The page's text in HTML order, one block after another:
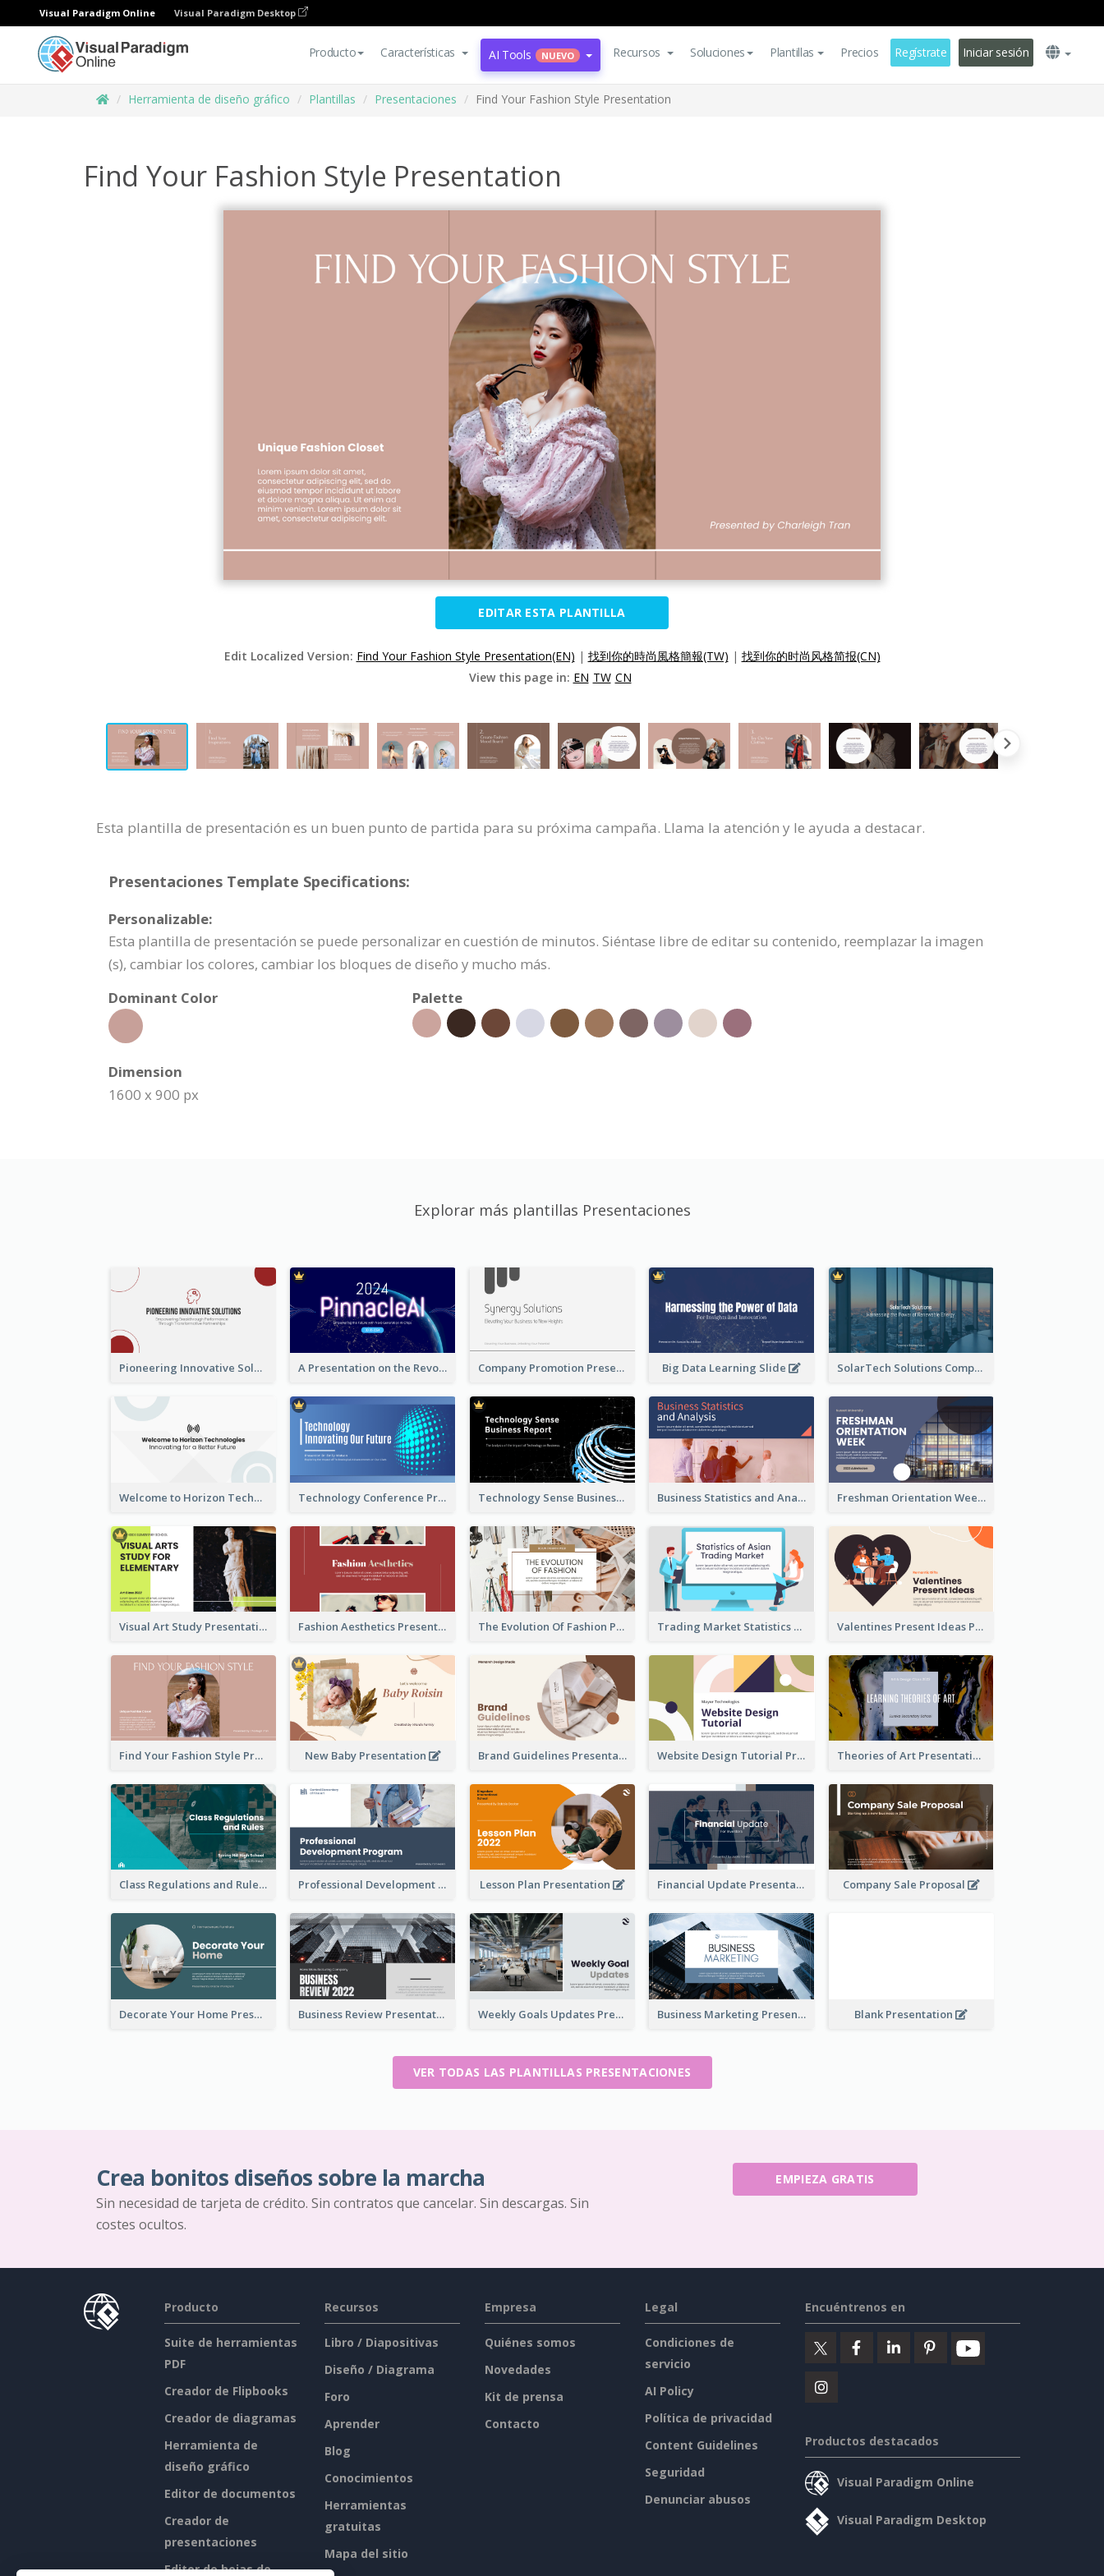
Visual Paradigm Online Visual Paradigm Desktop
Producto Características AI Tools NUEVO Recursos Soluciones Plantillas Precios Regístrate Iniciar sesión
Herramienta de diseño gráfico Plantillas Presentaciones Find Your Fashion Style Presentation
Find Your Fashion Style Presentation
EDITAR ESTA PLANTILLA
Edit Localized Version: Find Your Fashion Style Presentation(EN) | 找到你的時尚風格簡報(TW) | 找到你的时尚风格简报(CN)
View this page in: EN TW CN
Esta plantilla de presentación es un buen punto de partida para su próxima campaña. Llama la atención y le ayuda a destacar.
Presentaciones Template Specifications:
Personalizable:
Esta plantilla de presentación se puede personalizar en cuestión de minutos. Siéntase libre de editar su contenido, reemplazar la imagen
(s), cambiar los colores, cambiar los bloques de diseño y mucho más.
Dominant Color
Palette
Dimension
1600 x 900 px
Explorar más plantillas Presentaciones
Pioneering Innovative Solutions Company Overview A Presentation on the Revolutionary Development of AI Chips Company Promotion Presentation Big Data Learning Slide SolarTech Solutions Company Overview
Welcome to Horizon Technologies- Innovating for a Better Future Technology Conference Presentation Technology Sense Business Report Business Statistics and Analysis Presentation Freshman Orientation Week Presentation
Visual Art Study Presentation Fashion Aesthetics Presentation The Evolution Of Fashion Presentation Trading Market Statistics Presentation Valentines Present Ideas Presentation
Find Your Fashion Style Presentation New Baby Presentation Brand Guidelines Presentation Website Design Tutorial Presentation Theories of Art Presentation
Class Regulations and Rules Presentation Professional Development Program Presentation Lesson Plan Presentation Financial Update Presentation Company Sale Proposal
Decorate Your Home Presentation Business Review Presentations Weekly Goals Updates Presentation Business Marketing Presentation Blank Presentation
VER TODAS LAS PLANTILLAS PRESENTACIONES
Crea bonitos diseños sobre la marcha
Sin necesidad de tarjeta de crédito. Sin contratos que cancelar. Sin descargas. Sin
costes ocultos.
EMPIEZA GRATIS
Producto
Suite de herramientas
PDF
Creador de Flipbooks
Creador de diagramas
Herramienta de
diseño gráfico
Editor de documentos
Creador de
presentaciones
Editor de hojas de
Recursos
Libro / Diapositivas
Diseño / Diagrama
Foro
Aprender
Blog
Conocimientos
Herramientas
gratuitas
Mapa del sitio
Empresa
Quiénes somos
Novedades
Kit de prensa
Contacto
Legal
Condiciones de
servicio
AI Policy
Política de privacidad
Content Guidelines
Seguridad
Denunciar abusos
Encuéntrenos en
Productos destacados
Visual Paradigm Online
Visual Paradigm Desktop